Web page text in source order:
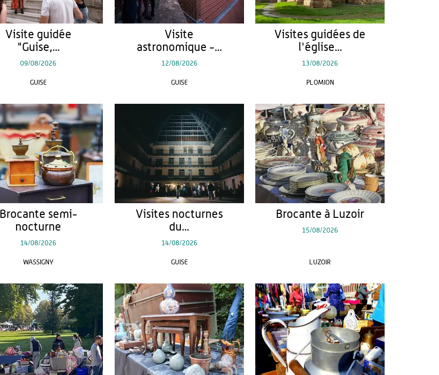
Visite guidée
"Guise,...
09/08/2026
GUISE
Visite
astronomique -...
12/08/2026
GUISE
Visites guidées de
l'église...
13/08/2026
PLOMION
semi-
nocturne
14/08/2026
WASSIGNY
Visites nocturnes
du...
14/08/2026
GUISE
Brocante à Luzoir
15/08/2026
LUZOIR